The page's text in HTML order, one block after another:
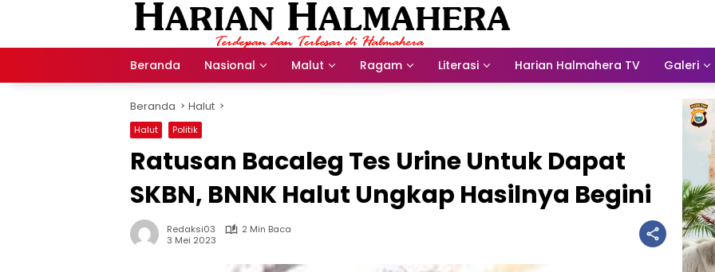
Beranda Nasional Malut Ragam Literasi Harian Halmahera TV Galeri
Beranda Halut
Halut Politik
Ratusan Bacaleg Tes Urine Untuk Dapat
SKBN, BNNK Halut Ungkap Hasilnya Begini
Redaksi03
2 Min Baca
3 Mei 2023